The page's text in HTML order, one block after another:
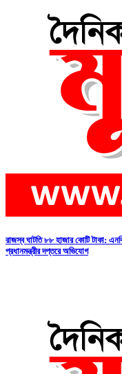
রাজস্ব ঘাটতি ৮৮ হাজার কোটি টাকা:
প্রধানমন্ত্রীর দপ্তরে অভিযোগ